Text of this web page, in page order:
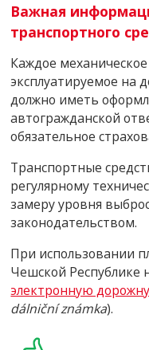
Важная
транспортного
Каждое
эксплуатируемое на
должно иметь
автогражданской
обязательное
Транспортные
регулярному
замеру уровня
законодательством.
При использовании
Чешской Республике
электронную
dálniční známka).